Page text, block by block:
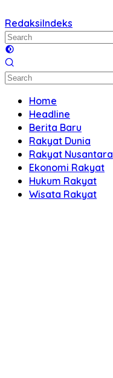
RedaksiIndeks
Home
Headline
Berita Baru
Rakyat Dunia
Rakyat Nusantara
Ekonomi Rakyat
Hukum Rakyat
Wisata Rakyat